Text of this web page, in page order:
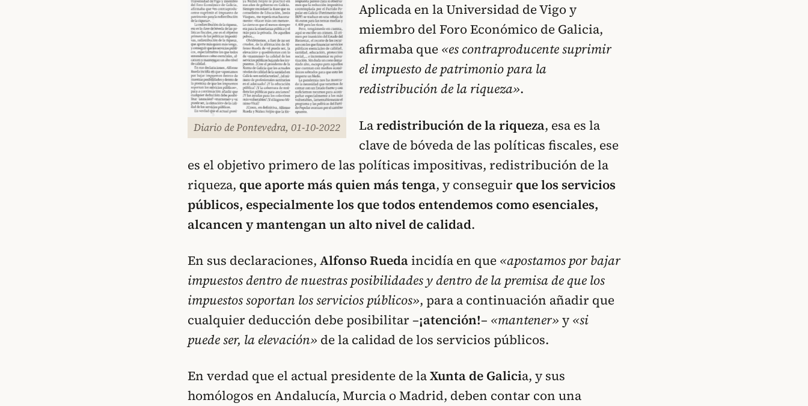
Diario de Pontevedra, 01-10-2022
Aplicada en la Universidad de Vigo y
miembro del Foro Económico de Galicia,
afirmaba que «es contraproducente suprimir
el impuesto de patrimonio para la
redistribución de la riqueza».
Laredistribución de la riqueza, esa es la
clave de bóveda de las políticas fiscales, ese
es el objetivo primero de las políticas impositivas, redistribución de la
riqueza, que aporte más quien más tenga, y conseguirque los servicios
públicos, especialmente los que todos entendemos como esenciales,
alcancen y mantengan un alto nivel de calidad.
En sus declaraciones, Alfonso Ruedaincidía en que «apostamos por bajar
impuestos dentro de nuestras posibilidades y dentro de la premisa de que los
impuestos soportan los servicios públicos», para a continuación añadir que
cualquier deducción debe posibilitar –¡atención!– «mantener» y «si
puede ser, la elevación» de la calidad de los servicios públicos.
En verdad que el actual presidente de laXunta de Galicia, y sus
homólogos en Andalucía, Murcia o Madrid, deben contar con una